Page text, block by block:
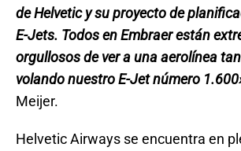
de Helvetic y su proyecto de
E-Jets. Todos en Embraer están
orgullosos de ver a una aerolínea
volando nuestro E-Jet número
Meijer.
Helvetic Airways se encuentra en